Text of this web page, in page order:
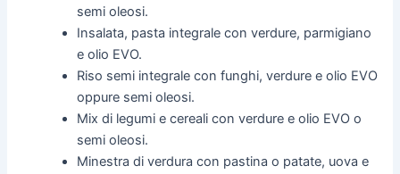
semi oleosi.
Insalata, pasta integrale con verdure, parmigiano
e olio EVO.
Riso semi integrale con funghi, verdure e olio EVO
oppure semi oleosi.
Mix di legumi e cereali con verdure e olio EVO o
semi oleosi.
Minestra di verdura con pastina o patate, uova e